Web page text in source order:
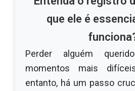
que ele é
Perder alguém
momentos mais
entanto, há um passo